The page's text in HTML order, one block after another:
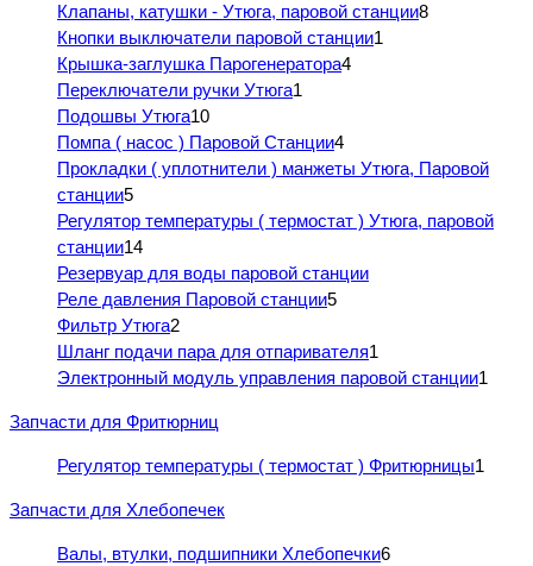
Клапаны, катушки - Утюга, паровой станции8
Кнопки выключатели паровой станции1
Крышка-заглушка Парогенератора4
Переключатели ручки Утюга1
Подошвы Утюга10
Помпа ( насос ) Паровой Станции4
Прокладки ( уплотнители ) манжеты Утюга, Паровой
станции5
Регулятор температуры ( термостат ) Утюга, паровой
станции14
Резервуар для воды паровой станции
Реле давления Паровой станции5
Фильтр Утюга2
Шланг подачи пара для отпаривателя1
Электронный модуль управления паровой станции1
Запчасти для Фритюрниц
Регулятор температуры ( термостат ) Фритюрницы1
Запчасти для Хлебопечек
Валы, втулки, подшипники Хлебопечки6